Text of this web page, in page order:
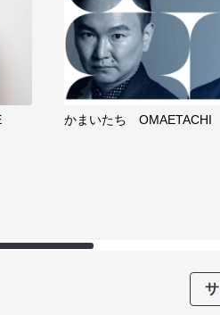
かまいたち OMAETACHI